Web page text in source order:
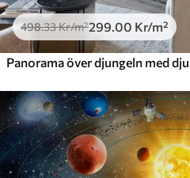
498.33Kr/m²299 .00 Kr/m²
Panorama över djungeln med